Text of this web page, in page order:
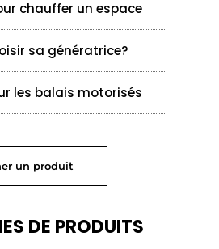
chauffer un espace
sa génératrice?
les balais motorisés
un produit
DE PRODUITS